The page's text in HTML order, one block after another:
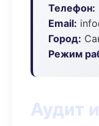
Телефон:
Email:
Город:
Режим
Аудит